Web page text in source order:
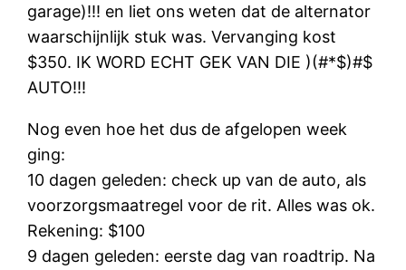
garage)!!! en liet ons weten dat de alternator
waarschijnlijk stuk was. Vervanging kost
$350. IK WORD ECHT GEK VAN DIE )(#*$)#$
AUTO!!!
Nog even hoe het dus de afgelopen week
ging:
10 dagen geleden: check up van de auto, als
voorzorgsmaatregel voor de rit. Alles was ok.
Rekening: $100
9 dagen geleden: eerste dag van roadtrip. Na